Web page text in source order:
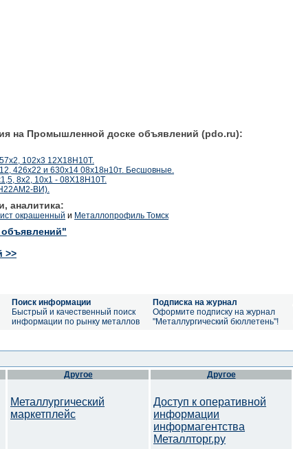
на Промышленной доске объявлений (pdo.ru):
102х3 12Х18Н10Т.
426х22 и 630х14 08х18н10т. Бесшовные.
8х2, 10х1 - 08Х18Н10Т.
ВИ).
аналитика:
окрашенный и Металлопрофиль Томск
объявлений"
>>
Поиск информации
Быстрый и качественный поиск
информации по рынку металлов
Подписка на журнал
Оформите подписку на журнал
"Металлургический бюллетень"!
Другое
Металлургический
маркетплейс
Другое
Доступ к оперативной
информации
информагентства
Металлторг.ру